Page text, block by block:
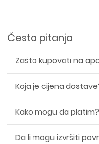
Česta pitanja
Zašto kupovati na
Koja je cijena
Kako mogu da platim?
Da li mogu izvršiti